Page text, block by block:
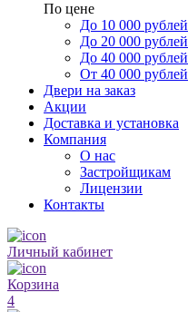
По цене
До 10 000 рублей
До 20 000 рублей
До 40 000 рублей
От 40 000 рублей
Двери на заказ
Акции
Доставка и установка
Компания
О нас
Застройщикам
Лицензии
Контакты
Личный кабинет
Корзина
4